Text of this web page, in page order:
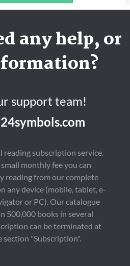
any help, or
support team!
reading subscription service.
monthly fee you can
reading from our complete
any device (mobile, tablet, e-
or PC). Our catalogue
500,000 books in several
can be terminated at
section "Subscription".